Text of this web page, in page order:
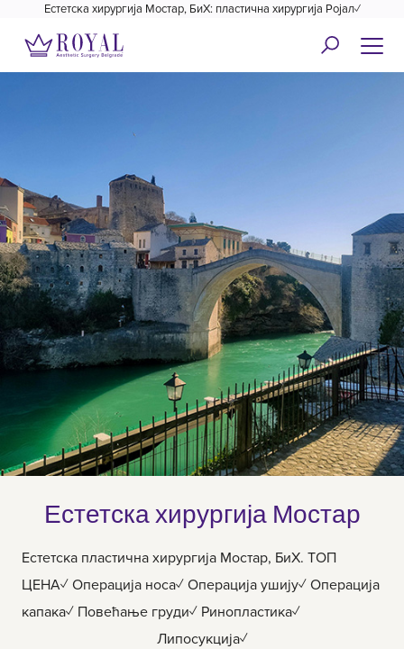
Естетска хирургија Мостар, БиХ: пластична хирургија Ројал✓
Естетска хирургија Мостар
Естетска пластична хирургија Мостар, БиХ. ТОП
ЦЕНА✓ Операција носа✓ Операција ушију✓ Операција
капака✓ Повећање груди✓ Ринопластика✓
Липосукција✓